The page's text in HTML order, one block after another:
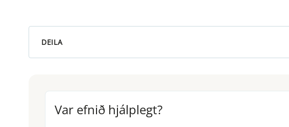
DEILA
Var efnið hjálplegt?
Var efnið hjálplegt?